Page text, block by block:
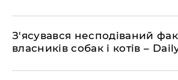
З'ясувався несподіваний
власників собак і котів –